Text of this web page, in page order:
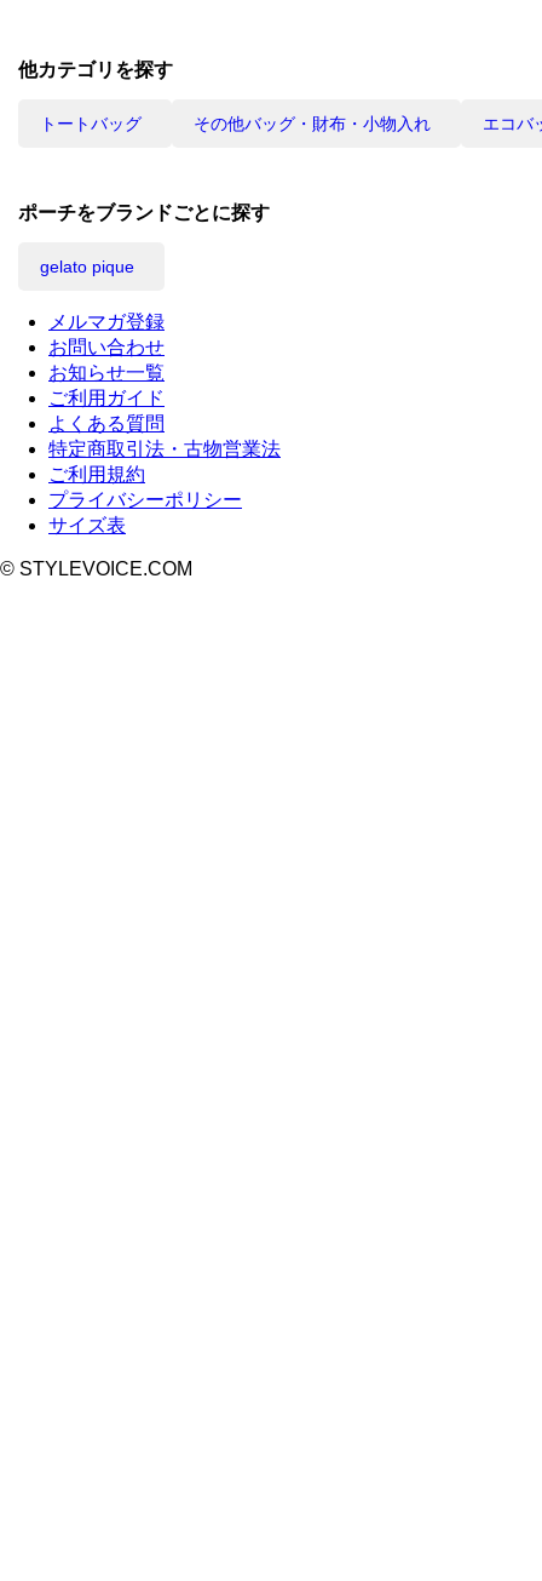
他カテゴリを探す
トートバッグ エコバ
その他バッグ・財布・小物入れ
ポーチをブランドごとに探す
gelato pique
メルマガ登録
お問い合わせ
お知らせ一覧
ご利用ガイド
よくある質問
特定商取引法・古物営業法
ご利用規約
プライバシーポリシー
サイズ表
© STYLEVOICE.COM